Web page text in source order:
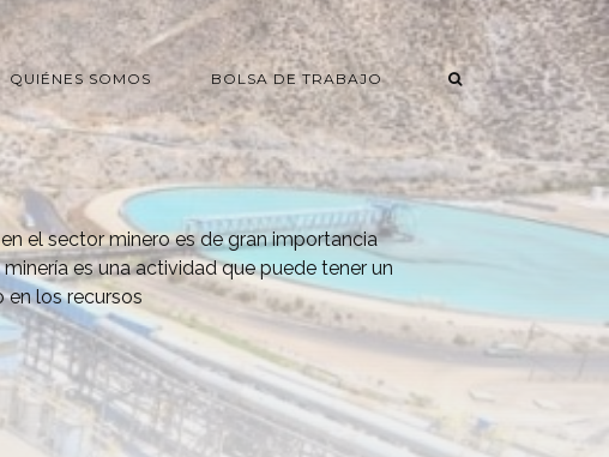
QUIÉNES SOMOS BOLSA DE TRABAJO
el sector minero es de gran importancia
es una actividad que puede tener un
los recursos